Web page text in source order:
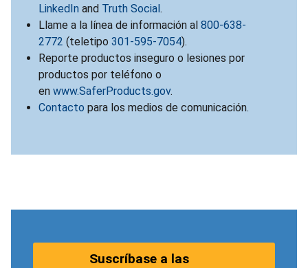
LinkedIn and Truth Social .
Llame a la línea de información al 800-638-
2772 (teletipo 301-595-7054).
Reporte productos inseguro o lesiones por
productos por teléfono o
en www.SaferProducts.gov.
Contacto para los medios de comunicación.
Suscríbase a las